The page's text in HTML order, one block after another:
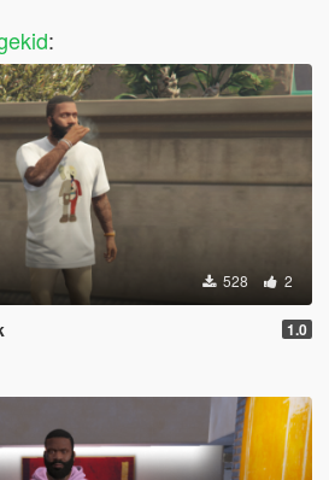
:
528 2
1.0